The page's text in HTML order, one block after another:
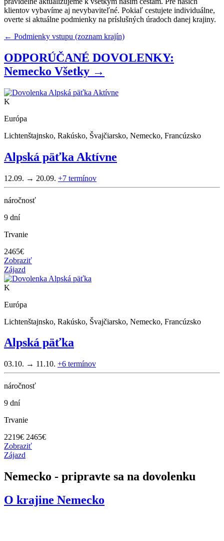
klientov vybavíme aj nevybaviteľné. Pokiaľ cestujete individuálne,
overte si aktuálne podmienky na príslušných úradoch danej krajiny.
← Podmienky vstupu (zoznam krajín)
ODPORÚČANÉ DOVOLENKY:
Nemecko Všetky →
K
Európa
Lichtenštajnsko, Rakúsko, Švajčiarsko, Nemecko, Francúzsko
Alpská päťka Aktívne
12.09. → 20.09. +7 termínov
náročnosť
9 dní
Trvanie
2465€
Zobraziť
Zájazd
K
Európa
Lichtenštajnsko, Rakúsko, Švajčiarsko, Nemecko, Francúzsko
Alpská päťka
03.10. → 11.10. +6 termínov
náročnosť
9 dní
Trvanie
2219€ 2465€
Zobraziť
Zájazd
Nemecko - pripravte sa na dovolenku
O krajine Nemecko